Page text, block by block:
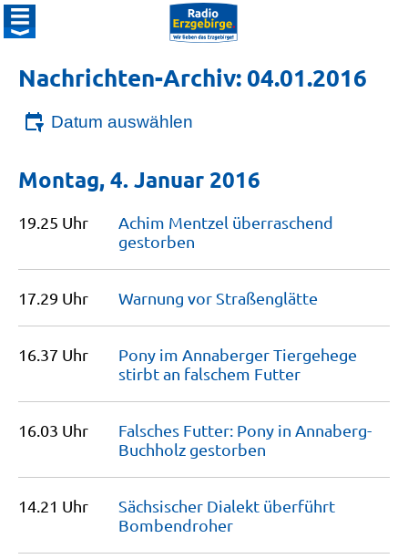
Nachrichten-Archiv: 04.01.2016
Datum auswählen
Montag, 4. Januar 2016
19.25 Uhr
Achim Mentzel überraschend
gestorben
17.29 Uhr Warnung vor Straßenglätte
16.37 Uhr
Pony im Annaberger Tiergehege
stirbt an falschem Futter
16.03 Uhr
Falsches Futter: Pony in Annaberg-
Buchholz gestorben
14.21 Uhr
Sächsischer Dialekt überführt
Bombendroher